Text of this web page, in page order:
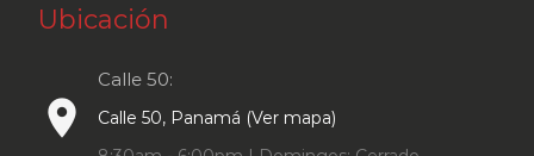
Ubicación
place
Calle 50:
Calle 50, Panamá (Ver mapa)